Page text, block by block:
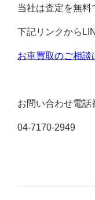
当社は査定を無料
下記リンクから
お車買取のご相談
お問い合わせ電話
04-7170-2949